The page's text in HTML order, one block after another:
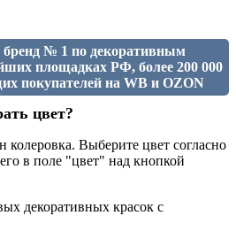
бренд № 1 по декоративным
площадках РФ, более 200 000
покупателей на WB и OZON
цвет?
колеровка. Выберите цвет согласно
в поле "цвет" над кнопкой
декоративных красок с